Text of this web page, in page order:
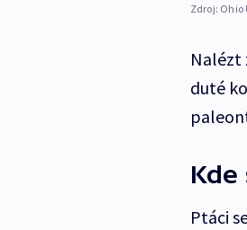
Zdroj: Ohio
Nalézt
duté
Ptáci